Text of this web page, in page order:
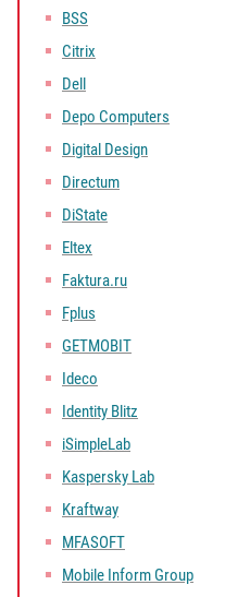
BSS
Citrix
Dell
Depo Computers
Digital Design
Directum
DiState
Eltex
Faktura.ru
Fplus
GETMOBIT
Ideco
Identity Blitz
iSimpleLab
Kaspersky Lab
Kraftway
MFASOFT
Mobile Inform Group